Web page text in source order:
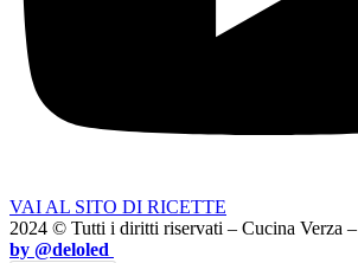
VAI AL SITO DI RICETTE
2024 © Tutti i diritti riservati – Cucina Verza –
by @deloled